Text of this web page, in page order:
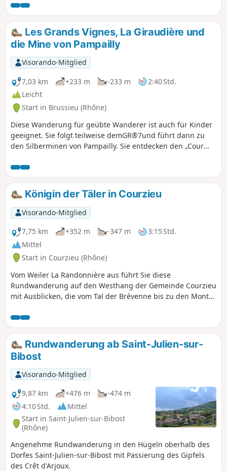
den Hang mit Blick auf das Tal der Brévenne. Die Route
verläuft größtenteils auf Wegen mit Abschnitten im Wald.
Diese Wanderung eignet sich für Familien mit Kindern, die
nicht zu klein sind und gut zu Fuß sind.
Les Grands Vignes, La Giraudière und
die Mine von Pampailly
Visorando-Mitglied
7,03 km
+233 m -233 m
2:40 Std.
Leicht
Start in Brussieu (Rhône)
Diese Wanderung für geübte Wanderer ist auch für Kinder
geeignet. Sie folgt teilweise demGR®7und führt dann zu
den Silberminen von Pampailly. Sie entdecken den „Cour
stillgelegte Eisenbahnstrecke und überqueren nach einem
Abschnitt durch den Wald den Bach Le Cosne, bevor Sie die
Stätte der ehemaligen Bergwerke von Pampailly erreichen,
die ab dem 15. Jahrhundert betrieben wurden.
Königin der Täler in Courzieu
Visorando-Mitglied
7,75 km
+352 m -347 m
3:15 Std.
Mittel
Start in Courzieu (Rhône)
Vom Weiler La Randonnière aus führt Sie diese
Rundwanderung auf den Westhang der Gemeinde Courzieu
mit Ausblicken, die vom Tal der Brévenne bis zu den Monts
die Kapelle von Pomeyrieu zu entdecken.
Rundwanderung ab Saint-Julien-sur-
Bibost
Visorando-Mitglied
9,87 km
+476 m
-474 m
4:10 Std.
Mittel
Start in Saint-Julien-sur-Bibost
(Rhône)
Angenehme Rundwanderung in den Hügeln oberhalb des
Dorfes Saint-Julien-sur-Bibost mit Passierung des Gipfels
des Crêt d'Arjoux.